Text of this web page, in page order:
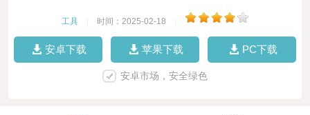
工具 时间：2025-02-18
安卓下载 苹果下载 PC下载
安卓市场，安全绿色